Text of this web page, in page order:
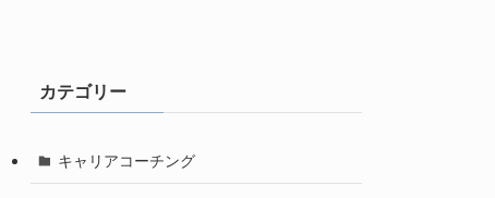
カテゴリー
キャリアコーチング